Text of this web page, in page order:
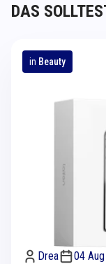
DAS
in Beauty
Drea 04